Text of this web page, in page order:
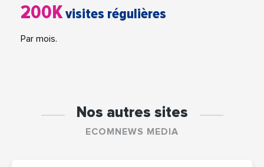
200Kvisites régulières
Par mois.
Nos autres sites
ECOMNEWS MEDIA